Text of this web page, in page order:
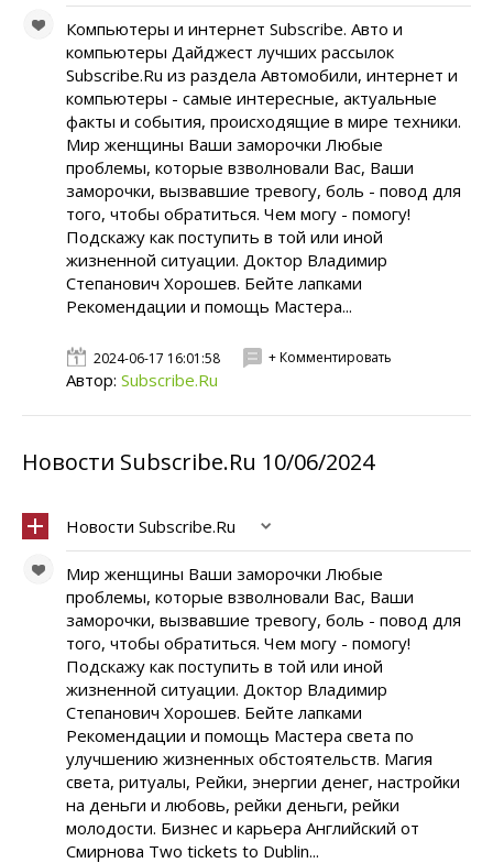
Компьютеры и интернет Subscribe. Авто и
компьютеры Дайджест лучших рассылок
Subscribe.Ru из раздела Автомобили, интернет и
компьютеры - самые интересные, актуальные
факты и события, происходящие в мире техники.
Мир женщины Ваши заморочки Любые
проблемы, которые взволновали Вас, Ваши
заморочки, вызвавшие тревогу, боль - повод для
того, чтобы обратиться. Чем могу - помогу!
Подскажу как поступить в той или иной
жизненной ситуации. Доктор Владимир
Степанович Хорошев. Бейте лапками
Рекомендации и помощь Мастера...
2024-06-17 16:01:58 + Комментировать
Автор: Subscribe.Ru
Новости Subscribe.Ru 10/06/2024
Новости Subscribe.Ru
Мир женщины Ваши заморочки Любые
проблемы, которые взволновали Вас, Ваши
заморочки, вызвавшие тревогу, боль - повод для
того, чтобы обратиться. Чем могу - помогу!
Подскажу как поступить в той или иной
жизненной ситуации. Доктор Владимир
Степанович Хорошев. Бейте лапками
Рекомендации и помощь Мастера света по
улучшению жизненных обстоятельств. Магия
света, ритуалы, Рейки, энергии денег, настройки
на деньги и любовь, рейки деньги, рейки
молодости. Бизнес и карьера Английский от
Смирнова Two tickets to Dublin...